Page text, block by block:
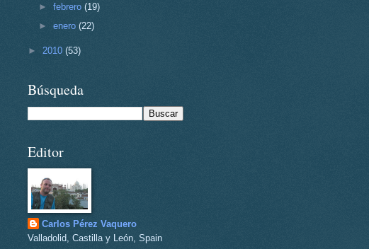
►febrero(19)
►enero(22)
► 2010 (53)
Búsqueda
Editor
Carlos Pérez Vaquero
Valladolid, Castilla y León, Spain